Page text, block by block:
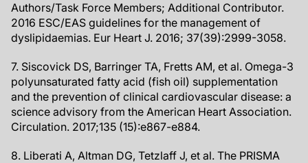
Authors/Task Force Members; Additional Contributor.
2016 ESC/EAS guidelines for the management of
dyslipidaemias. Eur Heart J. 2016; 37(39):2999-3058.
7. Siscovick DS, Barringer TA, Fretts AM, et al. Omega-3
polyunsaturated fatty acid (fish oil) supplementation
and the prevention of clinical cardiovascular disease: a
science advisory from the American Heart Association.
Circulation. 2017;135 (15):e867-e884.
8. Liberati A, Altman DG, Tetzlaff J, et al. The PRISMA